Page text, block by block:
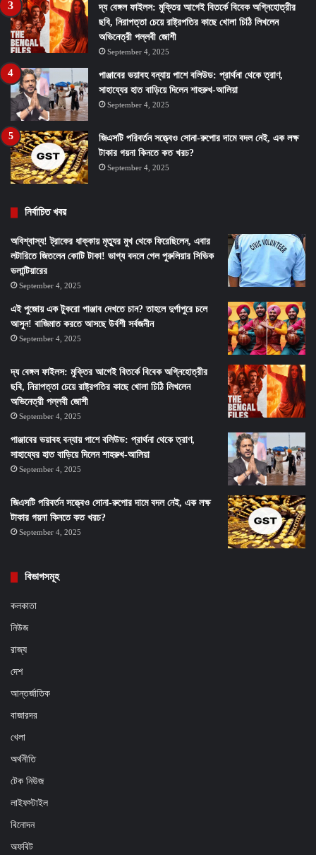
দ্য বেঙ্গল ফাইলস: মুক্তির আগেই বিতর্কে বিবেক অগ্নিহোত্রীর
ছবি, নিরাপত্তা চেয়ে রাষ্ট্রপতির কাছে খোলা চিঠি লিখলেন
অভিনেত্রী পল্লবী জোশী
September 4, 2025
পাঞ্জাবের ভয়াবহ বন্যায় পাশে বলিউড: প্রার্থনা থেকে ত্রাণ,
সাহায্যের হাত বাড়িয়ে দিলেন শাহরুখ-আলিয়া
September 4, 2025
জিএসটি পরিবর্তন সত্ত্বেও সোনা-রুপোর দামে বদল নেই, এক লক্ষ
টাকার গয়না কিনতে কত খরচ?
September 4, 2025
নির্বাচিত খবর
অবিশ্বাস্য! ট্রাকের ধাক্কায় মৃত্যুর মুখ থেকে ফিরেছিলেন, এবার
লটারিতে জিতলেন কোটি টাকা! ভাগ্য বদলে গেল পুরুলিয়ার সিভিক
ভলান্টিয়ারের
September 4, 2025
এই পুজোয় এক টুকরো পাঞ্জাব দেখতে চান? তাহলে দুর্গাপুরে চলে
আসুন! বাজিমাত করতে আসছে উর্বশী সর্বজনীন
September 4, 2025
দ্য বেঙ্গল ফাইলস: মুক্তির আগেই বিতর্কে বিবেক অগ্নিহোত্রীর
ছবি, নিরাপত্তা চেয়ে রাষ্ট্রপতির কাছে খোলা চিঠি লিখলেন
অভিনেত্রী পল্লবী জোশী
September 4, 2025
পাঞ্জাবের ভয়াবহ বন্যায় পাশে বলিউড: প্রার্থনা থেকে ত্রাণ,
সাহায্যের হাত বাড়িয়ে দিলেন শাহরুখ-আলিয়া
September 4, 2025
জিএসটি পরিবর্তন সত্ত্বেও সোনা-রুপোর দামে বদল নেই, এক লক্ষ
টাকার গয়না কিনতে কত খরচ?
September 4, 2025
বিভাগসমূহ
কলকাতা
নিউজ
রাজ্য
দেশ
আন্তর্জাতিক
বাজারদর
খেলা
অর্থনীতি
টেক নিউজ
লাইফস্টাইল
বিনোদন
অফবিট